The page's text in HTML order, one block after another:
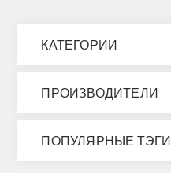
КАТЕГОРИИ
ПРОИЗВОДИТЕЛИ
ПОПУЛЯРНЫЕ ТЭГИ